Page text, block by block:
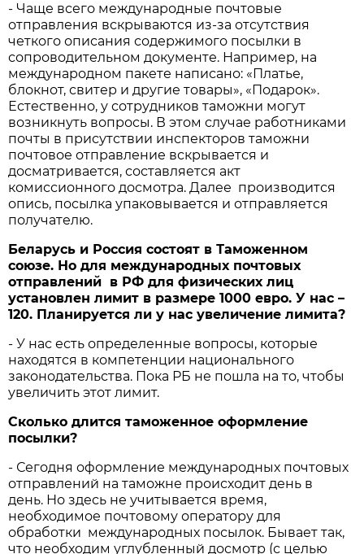
- Чаще всего международные почтовые
отправления вскрываются из-за отсутствия
четкого описания содержимого посылки в
сопроводительном документе. Например, на
международном пакете написано: «Платье,
блокнот, свитер и другие товары», «Подарок».
Естественно, у сотрудников таможни могут
возникнуть вопросы. В этом случае работниками
почты в присутствии инспекторов таможни
почтовое отправление вскрывается и
досматривается, составляется акт
комиссионного досмотра. Далее производится
опись, посылка упаковывается и отправляется
получателю.
Беларусь и Россия состоят в Таможенном
союзе. Но для международных почтовых
отправлений в РФ для физических лиц
установлен лимит в размере 1000 евро. У нас –
120. Планируется ли у нас увеличение лимита?
- У нас есть определенные вопросы, которые
находятся в компетенции национального
законодательства. Пока РБ не пошла на то, чтобы
увеличить этот лимит.
Сколько длится таможенное оформление
посылки?
- Сегодня оформление международных почтовых
отправлений на таможне происходит день в
день. Но здесь не учитывается время,
необходимое почтовому оператору для
обработки международных посылок. Бывает так,
что необходим углубленный досмотр (с целью